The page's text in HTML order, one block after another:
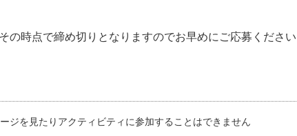
の時点で締め切りとなりますのでお早めにご応募ください
ジを見たりアクティビティに参加することはできません